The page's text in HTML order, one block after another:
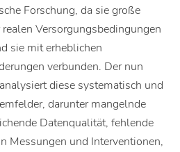
Forschung, da sie große
Versorgungsbedingungen
sie mit erheblichen
verbunden. Der nun
diese systematisch und
darunter mangelnde
Datenqualität, fehlende
Messungen und Interventionen,